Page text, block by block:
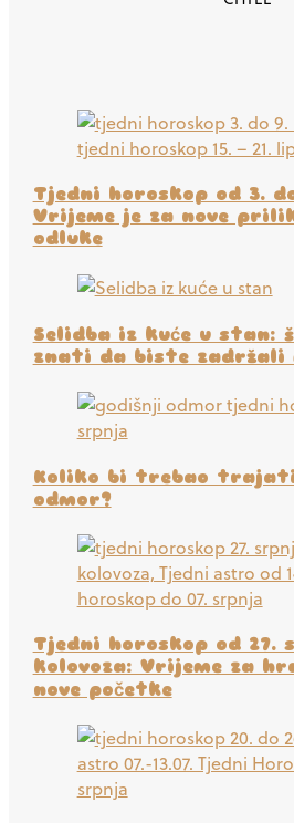
Tjedni horoskop od 3.
Vrijeme je za nove
odluke
Selidba iz kuće u stan:
znati da biste zadržali
Koliko bi trebao
odmor?
Tjedni horoskop od 27.
kolovoza: Vrijeme za
nove početke